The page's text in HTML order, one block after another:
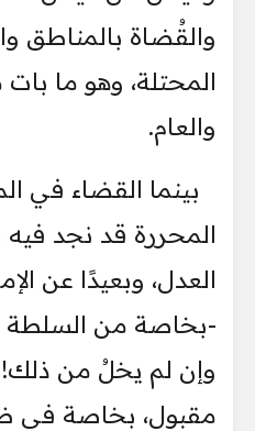
والقُضاة بالمناطق
المحتلة، وهو ما
والعام.
​بينما القضاء في
المحررة قد نجد فيه
العدل، وبعيدًا عن
-بخاصة من السلطة
وإن لم يخلُ من
مقبول، بخاصة في